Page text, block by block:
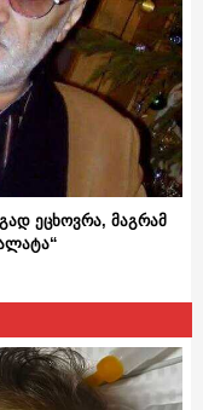
ეცხოვრა, მაგრამ